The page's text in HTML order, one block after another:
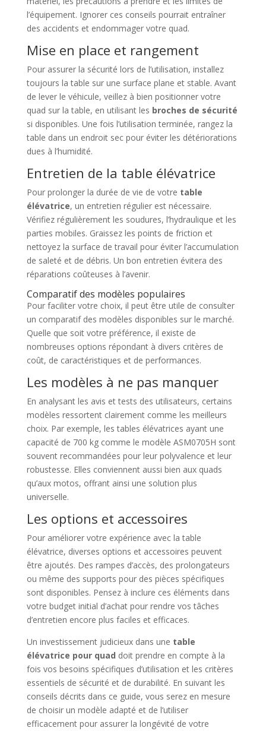
l’équipement. Ignorer ces conseils pourrait entraîner
des accidents et endommager votre quad.
Mise en place et rangement
Pour assurer la sécurité lors de l’utilisation, installez
toujours la table sur une surface plane et stable. Avant
de lever le véhicule, veillez à bien positionner votre
quad sur la table, en utilisant les broches de sécurité
si disponibles. Une fois l’utilisation terminée, rangez la
table dans un endroit sec pour éviter les détériorations
dues à l’humidité.
Entretien de la table élévatrice
Pour prolonger la durée de vie de votre table
élévatrice, un entretien régulier est nécessaire.
Vérifiez régulièrement les soudures, l’hydraulique et les
parties mobiles. Graissez les points de friction et
nettoyez la surface de travail pour éviter l’accumulation
de saleté et de débris. Un bon entretien évitera des
réparations coûteuses à l’avenir.
Comparatif des modèles populaires
Pour faciliter votre choix, il peut être utile de consulter
un comparatif des modèles disponibles sur le marché.
Quelle que soit votre préférence, il existe de
nombreuses options répondant à divers critères de
coût, de caractéristiques et de performances.
Les modèles à ne pas manquer
En analysant les avis et tests des utilisateurs, certains
modèles ressortent clairement comme les meilleurs
choix. Par exemple, les tables élévatrices ayant une
capacité de 700 kg comme le modèle ASM0705H sont
souvent recommandées pour leur polyvalence et leur
robustesse. Elles conviennent aussi bien aux quads
qu’aux motos, offrant ainsi une solution plus
universelle.
Les options et accessoires
Pour améliorer votre expérience avec la table
élévatrice, diverses options et accessoires peuvent
être ajoutés. Des rampes d’accès, des prolongateurs
ou même des supports pour des pièces spécifiques
sont disponibles. Pensez à inclure ces éléments dans
votre budget initial d’achat pour rendre vos tâches
d’entretien encore plus faciles et efficaces.
Un investissement judicieux dans une table
élévatrice pour quad doit prendre en compte à la
fois vos besoins spécifiques d’utilisation et les critères
essentiels de sécurité et de durabilité. En suivant les
conseils décrits dans ce guide, vous serez en mesure
de choisir un modèle adapté et de l’utiliser
efficacement pour assurer la longévité de votre